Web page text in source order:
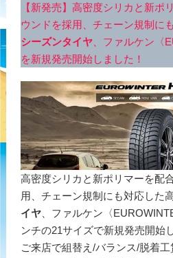
【新発売】高密度シリカと新ポ
ウンドを採用、チェーン規制に
シーズンタイヤ、ファルケン〈
を新規発売開始しました！
高密度シリカと新ポリマーを配
用、チェーン規制にも対応した
イヤ、ファルケン〈
ンチの21サイズで新規発売開始
ご来店で組替え/バランス/脱着